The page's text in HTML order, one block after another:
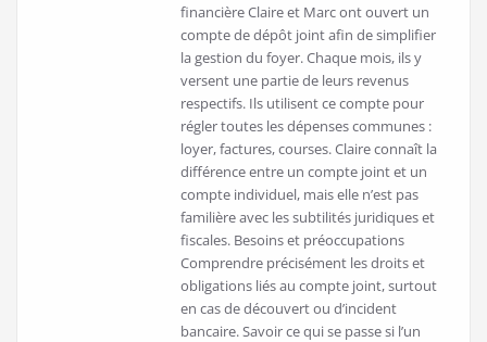
financière Claire et Marc ont ouvert un
compte de dépôt joint afin de simplifier
la gestion du foyer. Chaque mois, ils y
versent une partie de leurs revenus
respectifs. Ils utilisent ce compte pour
régler toutes les dépenses communes :
loyer, factures, courses. Claire connaît la
différence entre un compte joint et un
compte individuel, mais elle n’est pas
familière avec les subtilités juridiques et
fiscales. Besoins et préoccupations
Comprendre précisément les droits et
obligations liés au compte joint, surtout
en cas de découvert ou d’incident
bancaire. Savoir ce qui se passe si l’un